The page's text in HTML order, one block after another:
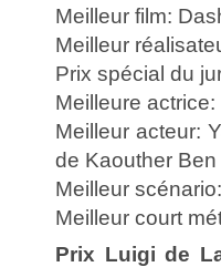
Meilleur film:
Meilleur
Prix spécial du
Meilleure
Meilleur acteur:
de Kaouther Ben
Meilleur
Meilleur court
Prix Luigi de